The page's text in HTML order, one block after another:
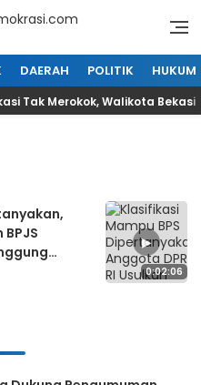
DAERAH POLITIK HUKUM
Tak Merokok, Walikota
▶
0:02:06